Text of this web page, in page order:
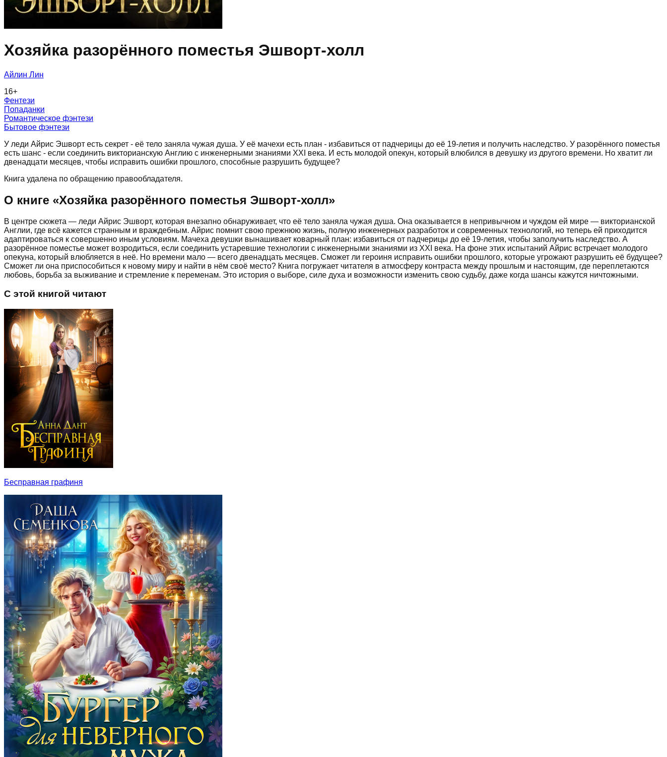
Хозяйка разорённого поместья Эшворт-холл
Айлин Лин
16+
Фентези
Попаданки
Романтическое фэнтези
Бытовое фэнтези
У леди Айрис Эшворт есть секрет - её тело заняла чужая душа. У её мачехи есть план - избавиться от падчерицы до её 19-летия и получить наследство. У разорённого поместья
есть шанс - если соединить викторианскую Англию с инженерными знаниями XXI века. И есть молодой опекун, который влюбился в девушку из другого времени. Но хватит ли
двенадцати месяцев, чтобы исправить ошибки прошлого, способные разрушить будущее?
Книга удалена по обращению правообладателя.
О книге «Хозяйка разорённого поместья Эшворт-холл»
В центре сюжета — леди Айрис Эшворт, которая внезапно обнаруживает, что её тело заняла чужая душа. Она оказывается в непривычном и чуждом ей мире — викторианской
Англии, где всё кажется странным и враждебным. Айрис помнит свою прежнюю жизнь, полную инженерных разработок и современных технологий, но теперь ей приходится
адаптироваться к совершенно иным условиям. Мачеха девушки вынашивает коварный план: избавиться от падчерицы до её 19-летия, чтобы заполучить наследство. А
разорённое поместье может возродиться, если соединить устаревшие технологии с инженерными знаниями из XXI века. На фоне этих испытаний Айрис встречает молодого
опекуна, который влюбляется в неё. Но времени мало — всего двенадцать месяцев. Сможет ли героиня исправить ошибки прошлого, которые угрожают разрушить её будущее?
Сможет ли она приспособиться к новому миру и найти в нём своё место? Книга погружает читателя в атмосферу контраста между прошлым и настоящим, где переплетаются
любовь, борьба за выживание и стремление к переменам. Это история о выборе, силе духа и возможности изменить свою судьбу, даже когда шансы кажутся ничтожными.
С этой книгой читают
Бесправная графиня